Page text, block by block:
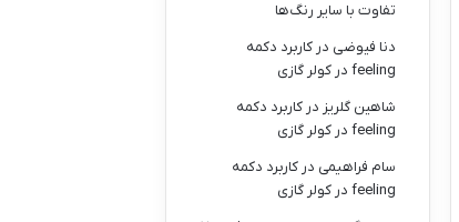
تفاوت با سایر رنگ‌ها
دنا فیوضی در کاربرد دکمه
feeling در کولر گازی
شاهین گلریز در کاربرد دکمه
feeling در کولر گازی
سام فراهیمی در کاربرد دکمه
feeling در کولر گازی